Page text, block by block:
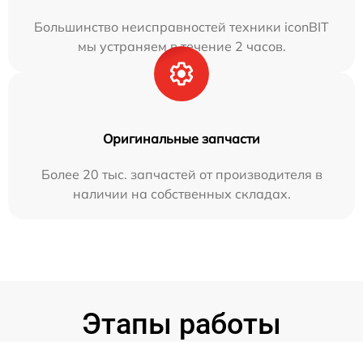
Большинство неисправностей техники iconBIT
мы устраняем в течение 2 часов.
Оригинальные запчасти
Более 20 тыс. запчастей от производителя в
наличии на собственных складах.
Этапы работы